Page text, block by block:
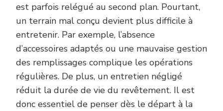
est parfois relégué au second plan. Pourtant,
un terrain mal conçu devient plus difficile à
entretenir. Par exemple, l’absence
d’accessoires adaptés ou une mauvaise gestion
des remplissages complique les opérations
régulières. De plus, un entretien négligé
réduit la durée de vie du revêtement. Il est
donc essentiel de penser dès le départ à la